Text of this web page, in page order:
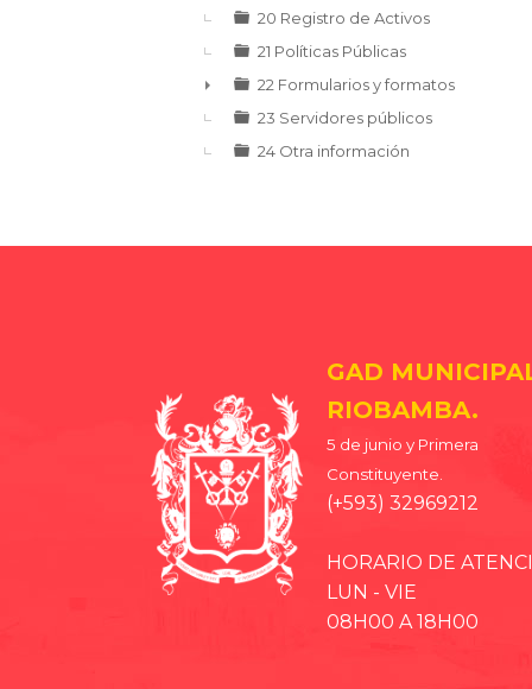
20 Registro de Activos
21 Políticas Públicas
►
22 Formularios y formatos
23 Servidores públicos
24 Otra información
GAD
RIOBAMBA.
5 de junio y Primera
Constituyente.
(+593) 32969212
HORARIO DE
LUN - VIE
08H00 A 18H00